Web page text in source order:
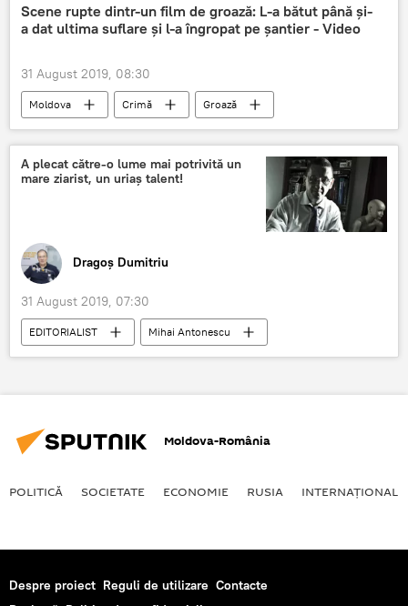
Scene rupte dintr-un film de groază: L-a bătut până și-
a dat ultima suflare și l-a îngropat pe șantier - Video
31 August 2019, 08:30
Moldova Crimă
Groază
Film
A plecat către-o lume mai potrivită un
mare ziarist, un uriaș talent!
Dragoș Dumitriu
31 August 2019, 07:30
EDITORIALIST Mihai Antonescu
Moldova-România
POLITICĂ SOCIETATE ECONOMIE RUSIA INTERNAŢIONAL
Despre proiect Reguli de utilizare Contacte